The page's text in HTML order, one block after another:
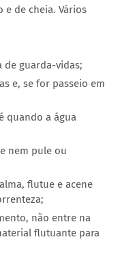
de cheia. Vários
de guarda-vidas;
e, se for passeio em
quando a água
nem pule ou
flutue e acene
não entre na
flutuante para